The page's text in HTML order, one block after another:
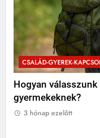
CSALÁD-GYEREK-
Hogyan
gyermekeknek?
3 hónap ezelőtt